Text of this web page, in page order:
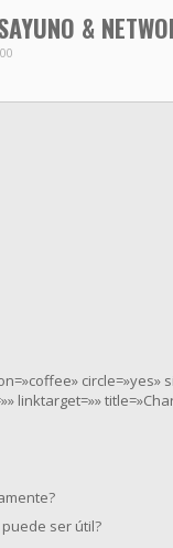
&
circle=»yes»
linktarget=»»
ser útil?